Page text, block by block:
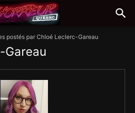
postés par Chloé Leclerc-Gareau
Gareau